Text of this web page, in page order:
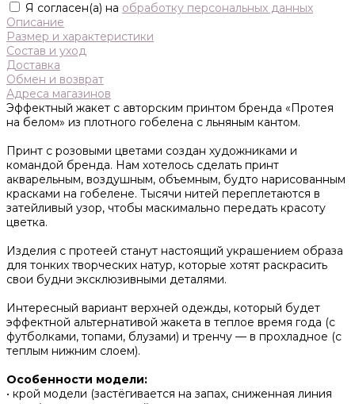
Я согласен(а) на обработку персональных данных
Описание
Размер и характеристики
Состав и уход
Доставка
Обмен и возврат
Адреса магазинов
Эффектный жакет с авторским принтом бренда «Протея
на белом» из плотного гобелена с льняным кантом.
Принт с розовыми цветами создан художниками и
командой бренда. Нам хотелось сделать принт
акварельным, воздушным, объемным, будто нарисованным
красками на гобелене. Тысячи нитей переплетаются в
затейливый узор, чтобы маскимально передать красоту
цветка.
Изделия с протеей станут настоящий украшением образа
для тонких творческих натур, которые хотят раскрасить
свои будни эксклюзивными деталями.
Интересный вариант верхней одежды, который будет
эффектной альтернативой жакета в теплое время года (с
футболками, топами, блузами) и тренчу — в прохладное (с
теплым нижним слоем).
Особенности модели:
• крой модели (застёгивается на запах, сниженная линия